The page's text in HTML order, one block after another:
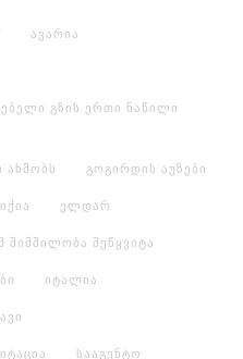
ავარია
გზის ერთი ნაწილი
ახმობს გოგირდის აუზები
ელდარ
შიმშილობა შეწყვიტა
იტალია
სააგენტო